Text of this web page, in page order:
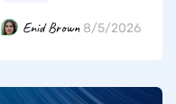
11/10? 6
skutecznych
Enid Brown 8/5/2026